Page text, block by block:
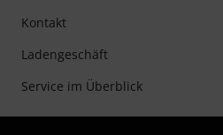
Kontakt
Ladengeschäft
Service im Überblick